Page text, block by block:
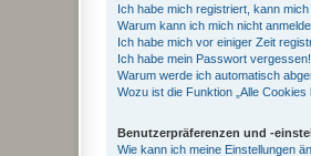
Ich habe mich registriert, kann
Warum kann ich mich nicht
Ich habe mich vor einiger Zeit
Ich habe mein Passwort vergessen!
Warum werde ich automatisch
Wozu ist die Funktion „Alle Cookies
Benutzerpräferenzen und -
Wie kann ich meine Einstellungen